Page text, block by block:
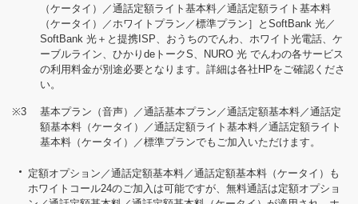
（ケータイ）／通話定額ライト基本料／通話定額ライト基本料
（ケータイ）／ホワイトプラン／標準プラン］とSoftBank 光／
SoftBank 光＋と提携ISP、おうちのでんわ、ホワイト光電話、ケ
ーブルライン、ひかりdeトークS、NURO 光 でんわの各サービス
の利用料金が別途必要となります。詳細は各社HPをご確認くださ
い。
※3
基本プラン（音声）／通話基本プラン／通話定額基本料／通話定
額基本料（ケータイ）／通話定額ライト基本料／通話定額ライト
基本料（ケータイ）／標準プランでもご加入いただけます。
定額オプション／通話定額基本料／通話定額基本料（ケータイ）も
ホワイトコール24のご加入は可能ですが、無料通話は定額オプショ